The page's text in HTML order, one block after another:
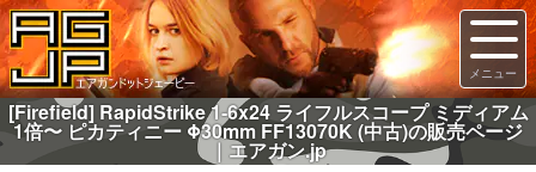
[Firefield] RapidStrike 1-6x24 ライフルスコープ ミディアム
1倍〜 ピカティニー Φ30mm FF13070K (中古)の販売ページ
｜エアガン.jp